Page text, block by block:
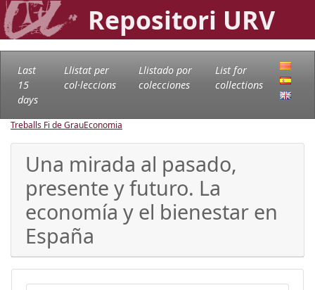
Repositori URV
Last
15
days
Llistat per
col·leccions
Llistado por
colecciones
List for
collections
Treballs Fi de GrauEconomia
Una mirada al pasado,
presente y futuro. La
economía y el bienestar en
España